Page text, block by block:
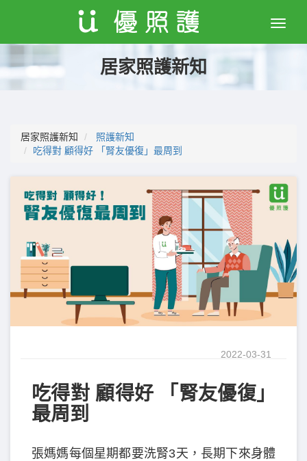
Toggle
居家照護新知
居家照護新知
照護新知
吃得對 顧得好 「腎友優復」最周到
2022-03-31
吃得對 顧得好 「腎友優復」
最周到
張媽媽每個星期都要洗腎3天，長期下來身體